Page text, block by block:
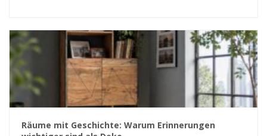
Räume mit Geschichte: Warum Erinnerungen